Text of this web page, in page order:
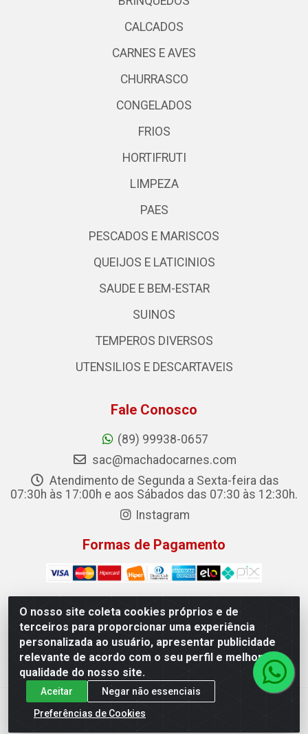
O nosso site coleta cookies próprios e de
terceiros para proporcionar uma experiência
personalizada ao usuário, apresentar publicidade
relevante de acordo com o seu perfil e melhorar a
qualidade do nosso site.
Aceitar
Negar não essenciais
Preferências de Cookies
CALCADOS
CARNES E AVES
CHURRASCO
CONGELADOS
FRIOS
HORTIFRUTI
LIMPEZA
PAES
PESCADOS E MARISCOS
QUEIJOS E LATICINIOS
SAUDE E BEM-ESTAR
SUINOS
TEMPEROS DIVERSOS
UTENSILIOS E DESCARTAVEIS
Fale Conosco
(89) 99938-0657
sac@machadocarnes.com
Atendimento de Segunda a Sexta-feira das
07:30h às 17:00h e aos Sábados das 07:30 às 12:30h.
Instagram
Formas de Pagamento
Machado Carnes Distribuidora de Alimentos LTDA -
Logradouro: Avenida Candido Aleixo, 148 - Centro - Oeiras/PI
- CEP 64.500-000 - 31.391.008/0001-50